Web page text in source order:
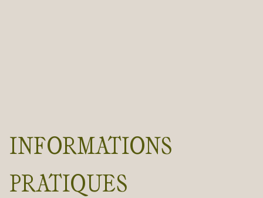
INFORMATIONS
PRATIQUES